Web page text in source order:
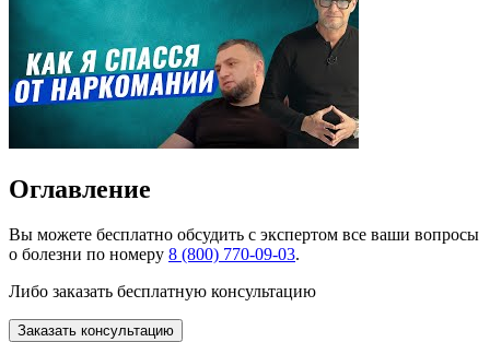
Оглавление
Вы можете бесплатно обсудить с экспертом все ваши вопросы
о болезни по номеру 8 (800) 770-09-03.
Либо заказать бесплатную консультацию
Заказать консультацию